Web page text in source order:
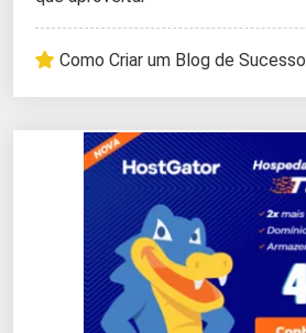
Como Criar um Blog de Sucesso